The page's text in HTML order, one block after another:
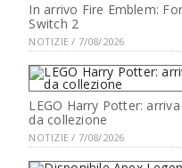
In arrivo Fire Emblem:
Switch 2
NOTIZIE / 7/08/2026
LEGO Harry Potter:
da collezione
NOTIZIE / 7/08/2026